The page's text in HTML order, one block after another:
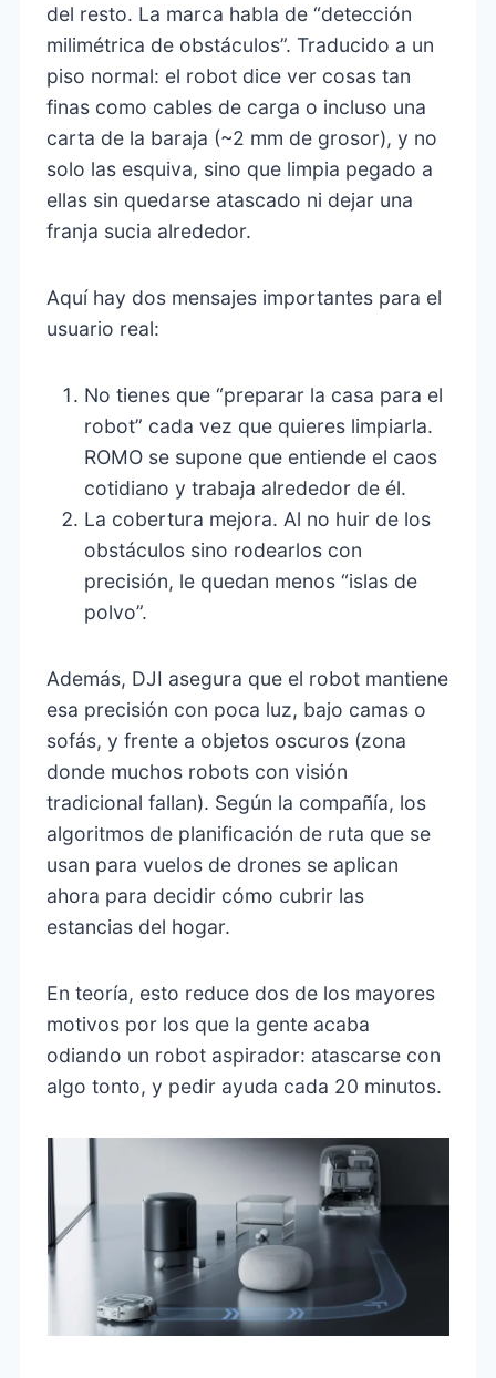
del resto. La marca habla de “detección
milimétrica de obstáculos”. Traducido a un
piso normal: el robot dice ver cosas tan
finas como cables de carga o incluso una
carta de la baraja (~2 mm de grosor), y no
solo las esquiva, sino que limpia pegado a
ellas sin quedarse atascado ni dejar una
franja sucia alrededor.
Aquí hay dos mensajes importantes para el
usuario real:
No tienes que “preparar la casa para el
robot” cada vez que quieres limpiarla.
ROMO se supone que entiende el caos
cotidiano y trabaja alrededor de él.
La cobertura mejora. Al no huir de los
obstáculos sino rodearlos con
precisión, le quedan menos “islas de
polvo”.
Además, DJI asegura que el robot mantiene
esa precisión con poca luz, bajo camas o
sofás, y frente a objetos oscuros (zona
donde muchos robots con visión
tradicional fallan). Según la compañía, los
algoritmos de planificación de ruta que se
usan para vuelos de drones se aplican
ahora para decidir cómo cubrir las
estancias del hogar.
En teoría, esto reduce dos de los mayores
motivos por los que la gente acaba
odiando un robot aspirador: atascarse con
algo tonto, y pedir ayuda cada 20 minutos.